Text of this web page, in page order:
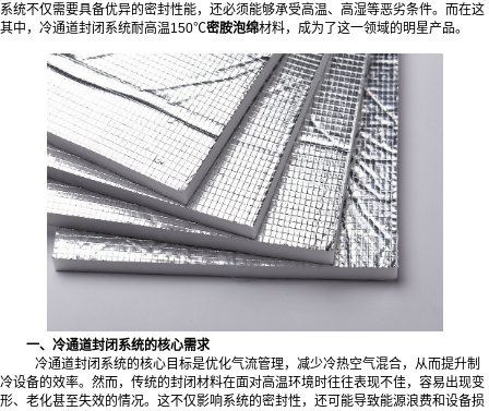
系统不仅需要具备优异的密封性能，还必须能够承受高温、高湿等恶劣条件。而在这
其中，冷通道封闭系统耐高温150℃密胺泡绵材料，成为了这一领域的明星产品。
一、冷通道封闭系统的核心需求
冷通道封闭系统的核心目标是优化气流管理，减少冷热空气混合，从而提升制
冷设备的效率。然而，传统的封闭材料在面对高温环境时往往表现不佳，容易出现变
形、老化甚至失效的情况。这不仅影响系统的密封性，还可能导致能源浪费和设备损